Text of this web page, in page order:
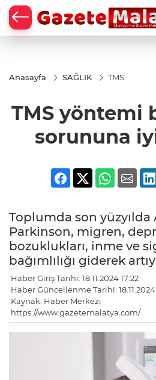
Anasayfa SAĞLIK
TMS
sorununa
TMS yöntemi
sorununa
Toplumda son yüzyılda
Parkinson, migren,
bozuklukları, inme ve
bağımlılığı giderek
Haber Giriş Tarihi: 18.11.2024 17:22
Haber Güncellenme Tarihi: 18.11.2024
Kaynak: Haber Merkezi
https://www.gazetemalatya.com/